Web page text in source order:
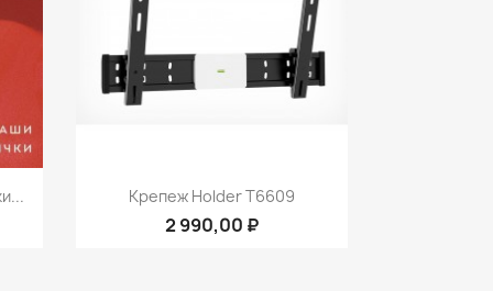
Быстрый просмотр
Крепеж Holder T6609
2 990,00 ₽